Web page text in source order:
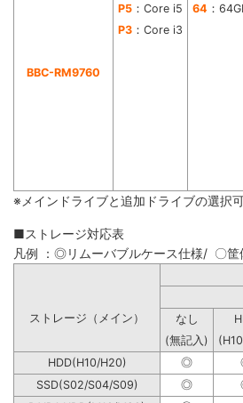
BBC-RM9760
P5 ：Core i5 64 ：
P3 ：Core i3
※メインドライブと追加ドライブの選択
■ストレージ対応表
凡例 ：◎リムーバブルケース仕様/ 〇
ストレージ（メイン）
なし
(無記入)
HDD(H10/H20)
◎
SSD(S02/S04/S09)
◎